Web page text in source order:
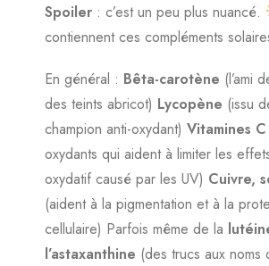
Spoiler : c’est un peu plus nuancé.
contiennent ces compléments
En général : Bêta-carotène (l’ami
des teints abricot) Lycopène (issu
champion anti-oxydant) Vitamines
oxydants qui aident à limiter les
oxydatif causé par les UV) Cuivre,
(aident à la pigmentation et à la
cellulaire) Parfois même de la
l’astaxanthine (des trucs aux noms